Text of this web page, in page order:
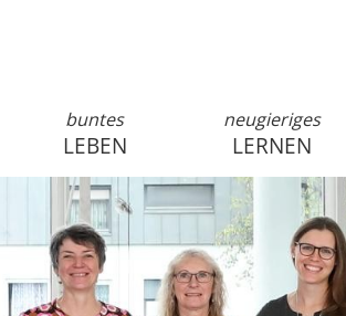
buntes
LEBEN
neugieriges
LERNEN